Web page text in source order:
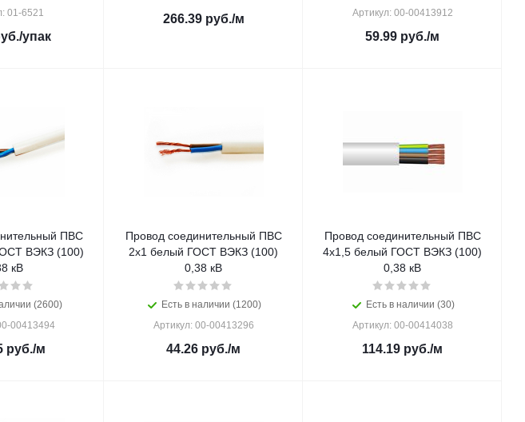
01-6521
/упак
266.39руб./м
Артикул: 00-00413912
59.99 руб./м
ПВС
ВЭКЗ (100)
кВ
(2600)
00413494
руб./м
Провод соединительный ПВС
2х1 белый ГОСТ ВЭКЗ (100)
0,38 кВ
Есть в наличии (1200)
Артикул: 00-00413296
44.26 руб./м
Провод соединительный ПВС
4х1,5 белый ГОСТ ВЭКЗ (100)
0,38 кВ
Есть в наличии (30)
Артикул: 00-00414038
114.19 руб./м